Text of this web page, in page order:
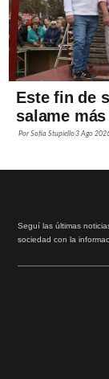
Este fin de
salame
PorSofía Stupiello3 Ago
Seguí las últimas
sociedad con la